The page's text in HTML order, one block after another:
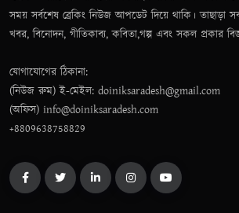
সময় সর্বশেষ ব্রেকিং নিউজ আপডেট দিয়ে থাকি। তাছাড়া
খবর, বিনোদন, গীতিকাব্য, কবিতা,গল্প এবং সকল প্রকার
যোগাযোগের ঠিকানা:
(নিউজ রুম) ই-মেইল: doiniksaradesh@gmail.com
(অফিস) info@doiniksaradesh.com
+8809638758829